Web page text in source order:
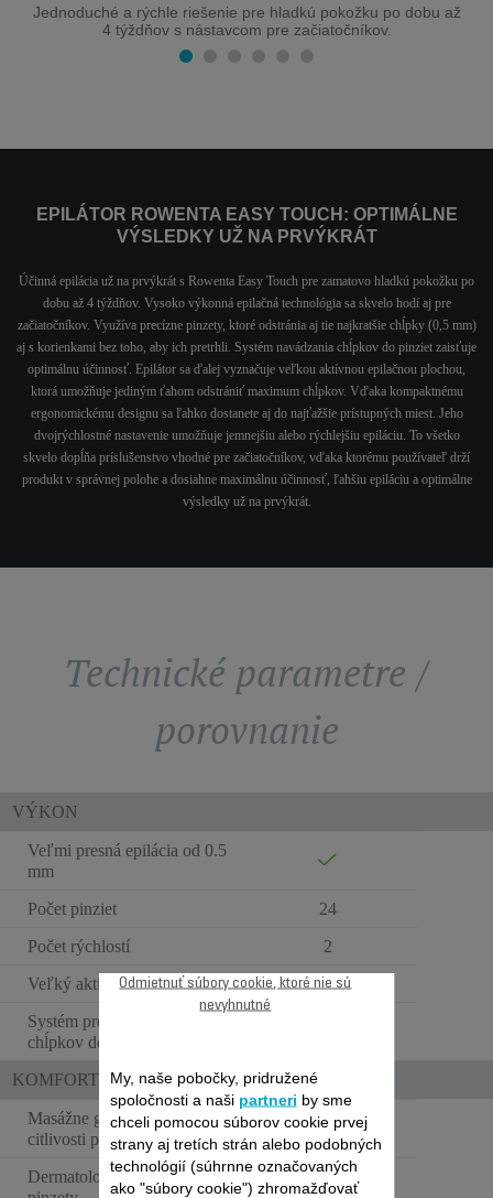
Jednoduché a rýchle riešenie pre hladkú pokožku po dobu až
4 týždňov s nástavcom pre začiatočníkov.
EPILÁTOR ROWENTA EASY TOUCH: OPTIMÁLNE
VÝSLEDKY UŽ NA PRVÝKRÁT
Účinná epilácia už na prvýkrát s Rowenta Easy Touch pre zamatovo hladkú pokožku po
dobu až 4 týždňov. Vysoko výkonná epilačná technológia sa skvelo hodí aj pre
začiatočníkov. Využíva precízne pinzety, ktoré odstránia aj tie najkratšie chĺpky (0,5 mm)
aj s korienkami bez toho, aby ich pretrhli. Systém navádzania chĺpkov do pinziet zaisťuje
optimálnu účinnosť. Epilátor sa ďalej vyznačuje veľkou aktívnou epilačnou plochou,
ktorá umožňuje jediným ťahom odstrániť maximum chĺpkov. Vďaka kompaktnému
ergonomickému designu sa ľahko dostanete aj do najťažšie prístupných miest. Jeho
dvojrýchlostné nastavenie umožňuje jemnejšiu alebo rýchlejšiu epiláciu. To všetko
skvelo dopĺňa príslušenstvo vhodné pre začiatočníkov, vďaka ktorému používateľ drží
produkt v správnej polohe a dosiahne maximálnu účinnosť, ľahšiu epiláciu a optimálne
výsledky už na prvýkrát.
Technické parametre /
porovnanie
VÝKON
Veľmi presná epilácia od 0.5
mm
Počet pinziet
24
Počet rýchlostí
2
Veľký aktívny povrch
Systém pre navádzanie
chĺpkov do pinziet
KOMFORTNÉ POUŽÍVANIE
Masážne gulôčky / zníženie
citlivosti pokožky
Dermatologicky testované
My, naše pobočky, pridružené
spoločnosti a naši partneri by sme
chceli pomocou súborov cookie prvej
strany aj tretích strán alebo podobných
technológií (súhrnne označovaných
ako "súbory cookie") zhromažďovať
Odmietnuť súbory cookie, ktoré nie sú
nevyhnutné